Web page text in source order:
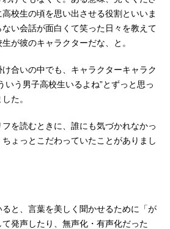
校生の頃を思い出させる役割といいま
い会話が面白くて笑った日々を教えて
が彼のキャラクターだな、と。
合いの中でも、キャラクターキャラク
いう男子高校生いるよね”とずっと思っ
た。
を読むときに、誰にも気づかれなかっ
ょっとこだわっていたことがありまし
と、言葉を美しく聞かせるために「が
発声したり、無声化・有声化だった